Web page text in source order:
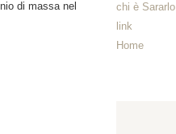
di massa nel
chi è Sararlo
link
Home